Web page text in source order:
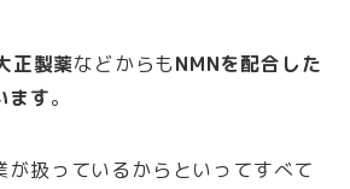
正製薬などからもNMNを配合した
ます。
が扱っているからといってすべて